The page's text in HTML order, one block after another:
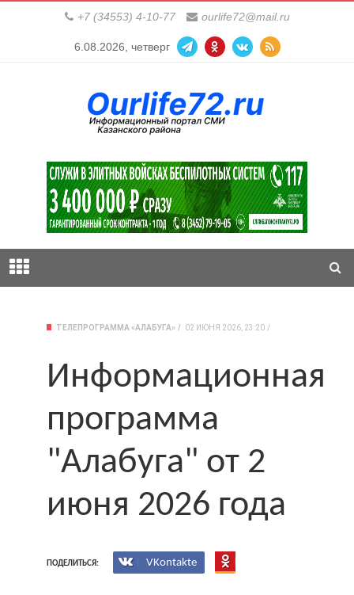
+7 (34553) 4-10-77 ourlife72@mail.ru
6.08.2026, четверг
ТЕЛЕПРОГРАММА «АЛАБУГА» 02 ИЮНЯ 2026, 23:20
Информационная
программа
"Алабуга" от 2
июня 2026 года
ПОДЕЛИТЬСЯ: VKontakte